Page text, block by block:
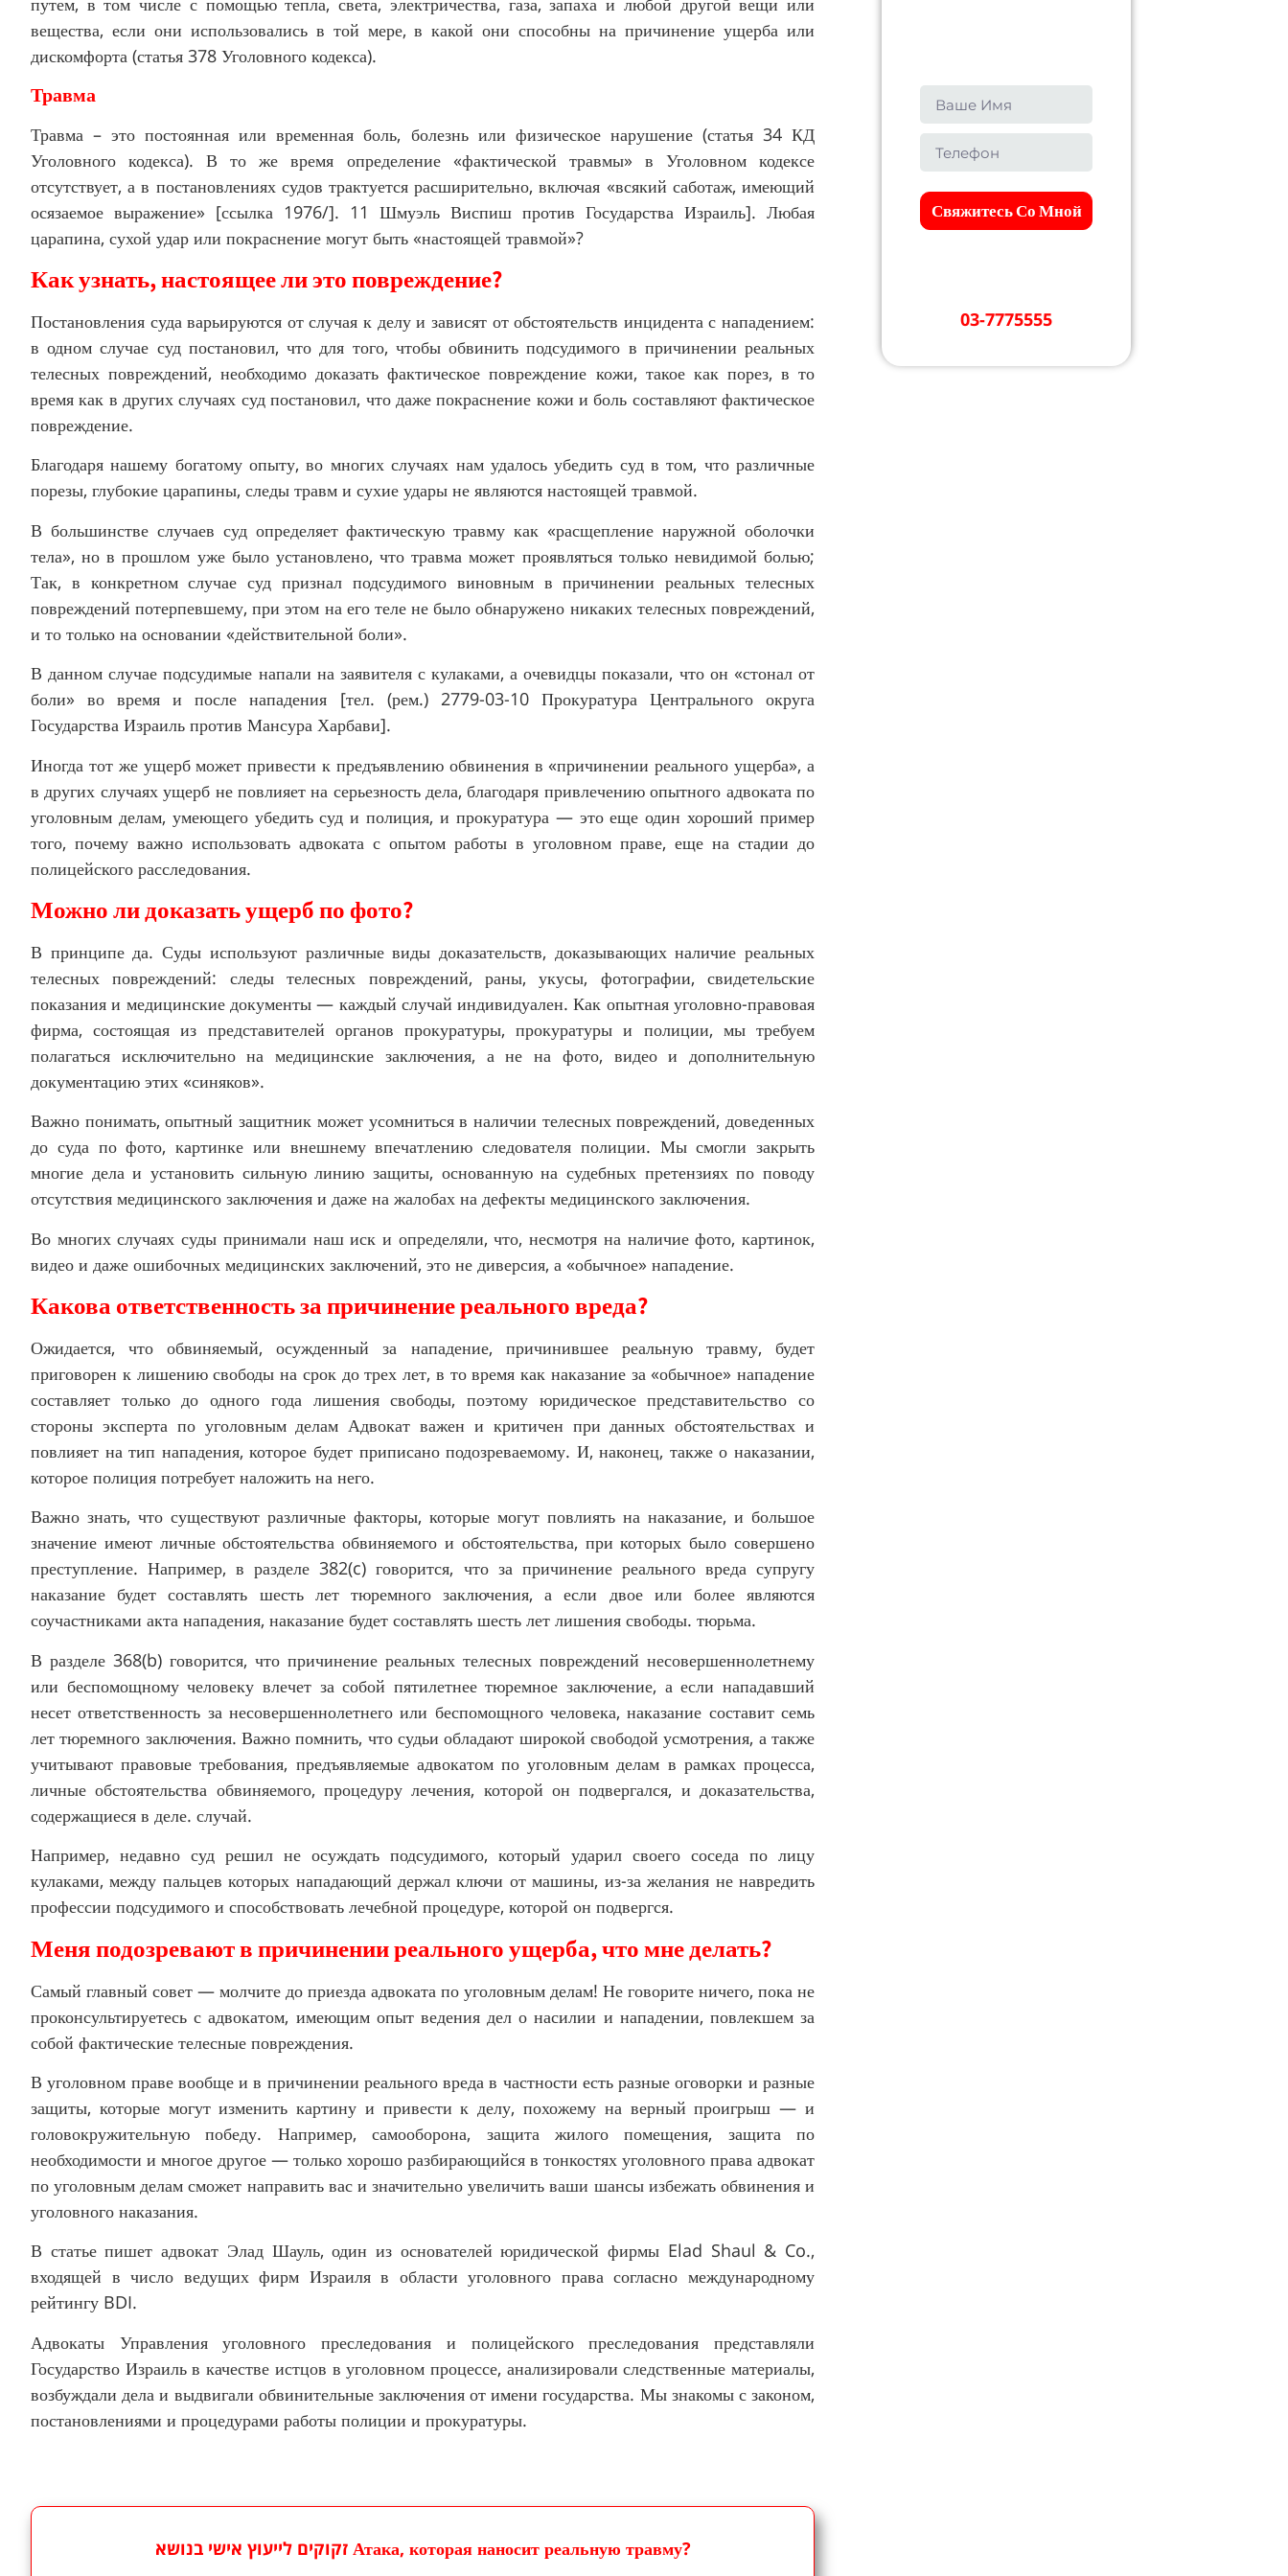
вещества, если они использовались в той мере, в какой они способны на причинение ущерба или
дискомфорта (статья 378 Уголовного кодекса).
Травма
Травма – это постоянная или временная боль, болезнь или физическое нарушение (статья 34 КД
Уголовного кодекса). В то же время определение «фактической травмы» в Уголовном кодексе
отсутствует, а в постановлениях судов трактуется расширительно, включая «всякий саботаж, имеющий
осязаемое выражение» [ссылка 1976/]. 11 Шмуэль Виспиш против Государства Израиль]. Любая
царапина, сухой удар или покраснение могут быть «настоящей травмой»?
Как узнать, настоящее ли это повреждение?
Постановления суда варьируются от случая к делу и зависят от обстоятельств инцидента с нападением:
в одном случае суд постановил, что для того, чтобы обвинить подсудимого в причинении реальных
телесных повреждений, необходимо доказать фактическое повреждение кожи, такое как порез, в то
время как в других случаях суд постановил, что даже покраснение кожи и боль составляют фактическое
повреждение.
Благодаря нашему богатому опыту, во многих случаях нам удалось убедить суд в том, что различные
порезы, глубокие царапины, следы травм и сухие удары не являются настоящей травмой.
В большинстве случаев суд определяет фактическую травму как «расщепление наружной оболочки
тела», но в прошлом уже было установлено, что травма может проявляться только невидимой болью;
Так, в конкретном случае суд признал подсудимого виновным в причинении реальных телесных
повреждений потерпевшему, при этом на его теле не было обнаружено никаких телесных повреждений,
и то только на основании «действительной боли».
В данном случае подсудимые напали на заявителя с кулаками, а очевидцы показали, что он «стонал от
боли» во время и после нападения [тел. (рем.) 2779-03-10‏ Прокуратура Центрального округа
Государства Израиль против Мансура Харбави].
Иногда тот же ущерб может привести к предъявлению обвинения в «причинении реального ущерба», а
в других случаях ущерб не повлияет на серьезность дела, благодаря привлечению опытного адвоката по
уголовным делам, умеющего убедить суд и полиция, и прокуратура — это еще один хороший пример
того, почему важно использовать адвоката с опытом работы в уголовном праве, еще на стадии до
полицейского расследования.
Можно ли доказать ущерб по фото?
В принципе да. Суды используют различные виды доказательств, доказывающих наличие реальных
телесных повреждений: следы телесных повреждений, раны, укусы, фотографии, свидетельские
показания и медицинские документы — каждый случай индивидуален. Как опытная уголовно-правовая
фирма, состоящая из представителей органов прокуратуры, прокуратуры и полиции, мы требуем
полагаться исключительно на медицинские заключения, а не на фото, видео и дополнительную
документацию этих «синяков».
Важно понимать, опытный защитник может усомниться в наличии телесных повреждений, доведенных
до суда по фото, картинке или внешнему впечатлению следователя полиции. Мы смогли закрыть
многие дела и установить сильную линию защиты, основанную на судебных претензиях по поводу
отсутствия медицинского заключения и даже на жалобах на дефекты медицинского заключения.
Во многих случаях суды принимали наш иск и определяли, что, несмотря на наличие фото, картинок,
видео и даже ошибочных медицинских заключений, это не диверсия, а «обычное» нападение.
Какова ответственность за причинение реального вреда?
Ожидается, что обвиняемый, осужденный за нападение, причинившее реальную травму, будет
приговорен к лишению свободы на срок до трех лет, в то время как наказание за «обычное» нападение
составляет только до одного года лишения свободы, поэтому юридическое представительство со
стороны эксперта по уголовным делам Адвокат важен и критичен при данных обстоятельствах и
повлияет на тип нападения, которое будет приписано подозреваемому. И, наконец, также о наказании,
которое полиция потребует наложить на него.
Важно знать, что существуют различные факторы, которые могут повлиять на наказание, и большое
значение имеют личные обстоятельства обвиняемого и обстоятельства, при которых было совершено
преступление. Например, в разделе 382(c) говорится, что за причинение реального вреда супругу
наказание будет составлять шесть лет тюремного заключения, а если двое или более являются
соучастниками акта нападения, наказание будет составлять шесть лет лишения свободы. тюрьма.
В разделе 368(b) говорится, что причинение реальных телесных повреждений несовершеннолетнему
или беспомощному человеку влечет за собой пятилетнее тюремное заключение, а если нападавший
несет ответственность за несовершеннолетнего или беспомощного человека, наказание составит семь
лет тюремного заключения. Важно помнить, что судьи обладают широкой свободой усмотрения, а также
учитывают правовые требования, предъявляемые адвокатом по уголовным делам в рамках процесса,
личные обстоятельства обвиняемого, процедуру лечения, которой он подвергался, и доказательства,
содержащиеся в деле. случай.
Например, недавно суд решил не осуждать подсудимого, который ударил своего соседа по лицу
кулаками, между пальцев которых нападающий держал ключи от машины, из-за желания не навредить
профессии подсудимого и способствовать лечебной процедуре, которой он подвергся.
Меня подозревают в причинении реального ущерба, что мне делать?
Самый главный совет — молчите до приезда адвоката по уголовным делам! Не говорите ничего, пока не
проконсультируетесь с адвокатом, имеющим опыт ведения дел о насилии и нападении, повлекшем за
собой фактические телесные повреждения.
В уголовном праве вообще и в причинении реального вреда в частности есть разные оговорки и разные
защиты, которые могут изменить картину и привести к делу, похожему на верный проигрыш — и
головокружительную победу. Например, самооборона, защита жилого помещения, защита по
необходимости и многое другое — только хорошо разбирающийся в тонкостях уголовного права адвокат
по уголовным делам сможет направить вас и значительно увеличить ваши шансы избежать обвинения и
уголовного наказания.
В статье пишет адвокат Элад Шауль, один из основателей юридической фирмы Elad Shaul & Co.,
входящей в число ведущих фирм Израиля в области уголовного права согласно международному
рейтингу BDI.
Адвокаты Управления уголовного преследования и полицейского преследования представляли
Государство Израиль в качестве истцов в уголовном процессе, анализировали следственные материалы,
возбуждали дела и выдвигали обвинительные заключения от имени государства. Мы знакомы с законом,
постановлениями и процедурами работы полиции и прокуратуры.
זקוקים לייעוץ אישי בנושא Атака, которая наносит реальную травму?
Свяжитесь Со Мной
03-7775555